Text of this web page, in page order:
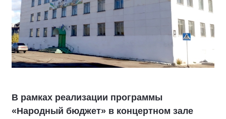
В рамках реализации программы
«Народный бюджет» в концертном зале